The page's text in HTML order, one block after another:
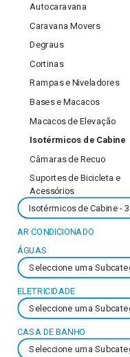
Autocaravana
Caravana Movers
Degraus
Cortinas
Rampas e Niveladores
Bases e Macacos
Macacos de Elevação
Isotérmicos de Cabine
Câmaras de Recuo
Suportes de Bicicleta e
Acessórios
AR CONDICIONADO
ÁGUAS
ELETRICIDADE
CASA DE BANHO